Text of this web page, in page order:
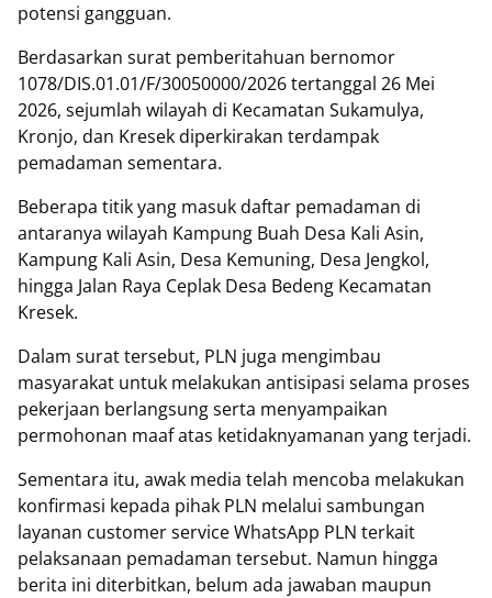
potensi gangguan.
Berdasarkan surat pemberitahuan bernomor
1078/DIS.01.01/F/30050000/2026 tertanggal 26 Mei
2026, sejumlah wilayah di Kecamatan Sukamulya,
Kronjo, dan Kresek diperkirakan terdampak
pemadaman sementara.
Beberapa titik yang masuk daftar pemadaman di
antaranya wilayah Kampung Buah Desa Kali Asin,
Kampung Kali Asin, Desa Kemuning, Desa Jengkol,
hingga Jalan Raya Ceplak Desa Bedeng Kecamatan
Kresek.
Dalam surat tersebut, PLN juga mengimbau
masyarakat untuk melakukan antisipasi selama proses
pekerjaan berlangsung serta menyampaikan
permohonan maaf atas ketidaknyamanan yang terjadi.
Sementara itu, awak media telah mencoba melakukan
konfirmasi kepada pihak PLN melalui sambungan
layanan customer service WhatsApp PLN terkait
pelaksanaan pemadaman tersebut. Namun hingga
berita ini diterbitkan, belum ada jawaban maupun